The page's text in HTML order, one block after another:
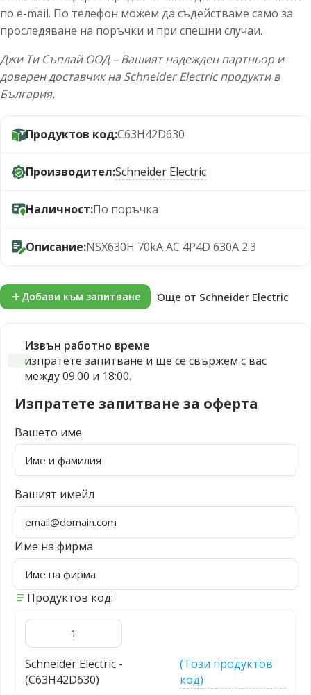
по e-mail. По телефон можем да съдействаме само за
проследяване на поръчки и при спешни случаи.
Джи Ти Съплай ООД – Вашият надежден партньор и
доверен доставчик на Schneider Electric продукти в
България.
Продуктов код:C63H42D630
Производител:Schneider Electric
Наличност:По поръчка
Описание:NSX630H 70kA AC 4P4D 630A 2.3
Добави към запитване Още от Schneider Electric
Извън работно време
изпратете запитване и ще се свържем с вас
между 09:00 и 18:00.
Изпратете запитване за оферта
Вашето име
Вашият имейл
Име на фирма
Продуктов код:
Schneider Electric -
(C63H42D630)
(Този продуктов
код)